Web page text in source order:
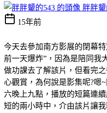
胖胖
15年前
今天去參加南方影展的閉幕
前一天爆炸”，因為是陪同我
做功課去了解該片，但看完
心觀賞，為何說是影集呢?嗯
六晚上九點，播放的短篇連
短的兩小時中，介由該片讓